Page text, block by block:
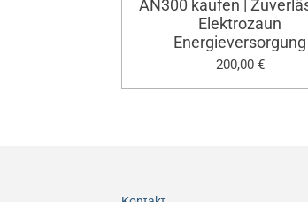
AN300 kaufen |
Elektrozaun
Energieversorgung
200,00 €